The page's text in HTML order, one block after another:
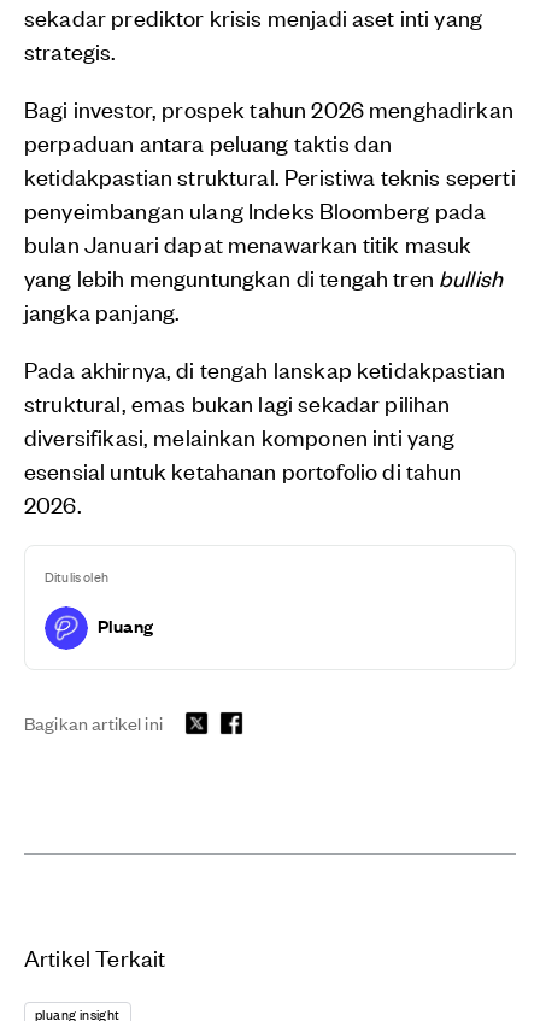
sekadar prediktor krisis menjadi aset inti yang
strategis.
Bagi investor, prospek tahun 2026 menghadirkan
perpaduan antara peluang taktis dan
ketidakpastian struktural. Peristiwa teknis seperti
penyeimbangan ulang Indeks Bloomberg pada
bulan Januari dapat menawarkan titik masuk
yang lebih menguntungkan di tengah tren bullish
jangka panjang.
Pada akhirnya, di tengah lanskap ketidakpastian
struktural, emas bukan lagi sekadar pilihan
diversifikasi, melainkan komponen inti yang
esensial untuk ketahanan portofolio di tahun
2026.
Ditulis oleh
Pluang
Bagikan artikel ini
Artikel Terkait
pluang insight